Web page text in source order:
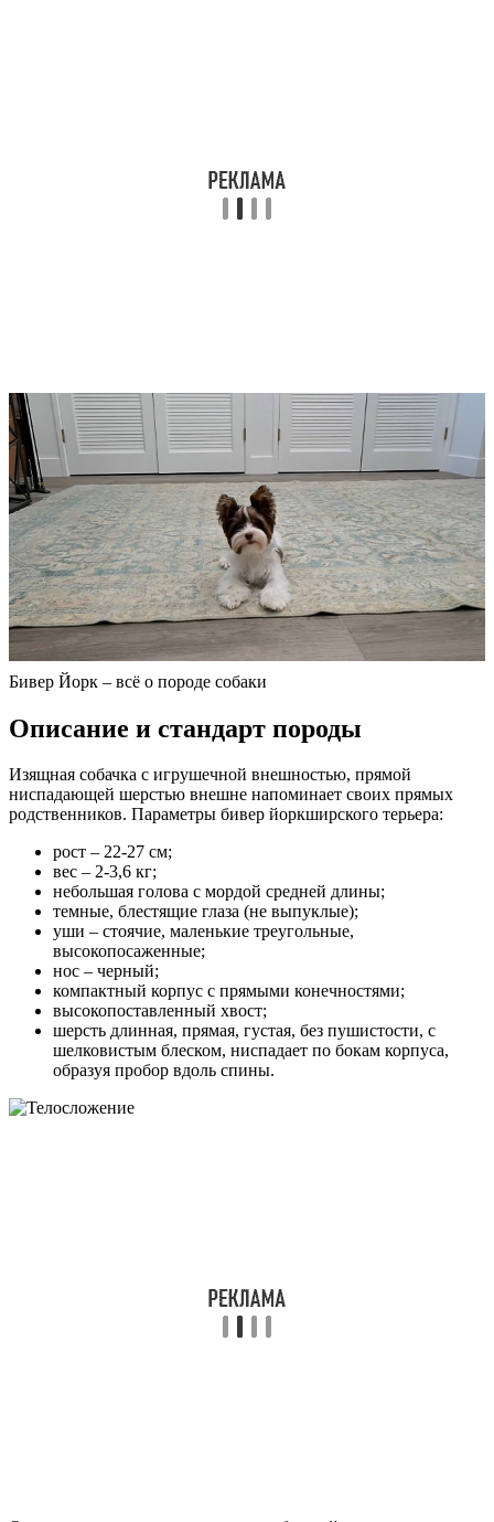
Бивер Йорк – всё о породе собаки
Описание и стандарт породы
Изящная собачка с игрушечной внешностью, прямой
ниспадающей шерстью внешне напоминает своих прямых
родственников. Параметры бивер йоркширского терьера:
рост – 22-27 см;
вес – 2-3,6 кг;
небольшая голова с мордой средней длины;
темные, блестящие глаза (не выпуклые);
уши – стоячие, маленькие треугольные,
высокопосаженные;
нос – черный;
компактный корпус с прямыми конечностями;
высокопоставленный хвост;
шерсть длинная, прямая, густая, без пушистости, с
шелковистым блеском, ниспадает по бокам корпуса,
образуя пробор вдоль спины.